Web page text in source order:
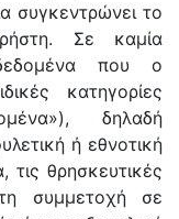
συγκεντρώνει το
Σε καμία
που ο
κατηγορίες
δηλαδή
ή εθνοτική
θρησκευτικές
συμμετοχή σε